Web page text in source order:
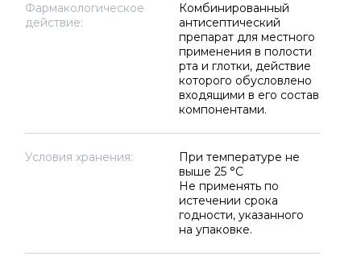
Фармакологическое
действие:
Комбинированный
антисептический
препарат для местного
применения в полости
рта и глотки, действие
которого обусловлено
входящими в его состав
компонентами.
Условия хранения:
При температуре не
выше 25 °C
Не применять по
истечении срока
годности, указанного
на упаковке.